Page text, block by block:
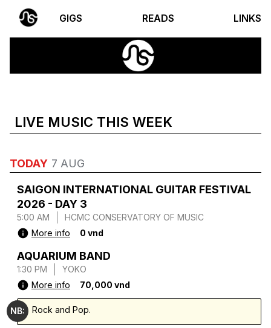
GIGS READS LINKS
LIVE MUSIC THIS WEEK
TODAY 7 AUG
SAIGON INTERNATIONAL GUITAR FESTIVAL
2026 - DAY 3
5:00 AM
HCMC CONSERVATORY OF MUSIC
More info
0 vnd
AQUARIUM BAND
1:30 PM
YOKO
More info
70,000 vnd
NB: Rock and Pop.